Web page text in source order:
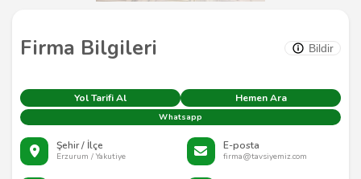
Firma Bilgileri Bildir
Yol Tarifi Al Hemen Ara
Whatsapp
Şehir / İlçe
Erzurum / Yakutiye
E-posta
firma@tavsiyemiz.com